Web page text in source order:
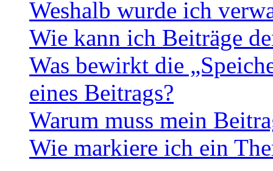
Weshalb wurde ich
Wie kann ich Beiträge
Was bewirkt die
eines Beitrags?
Warum muss mein
Wie markiere ich ein